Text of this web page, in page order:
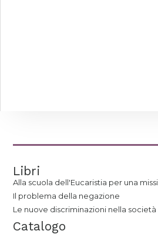
Libri
Alla scuola dell'Eucaristia per una
Il problema della negazione
Le nuove discriminazioni nella
Catalogo